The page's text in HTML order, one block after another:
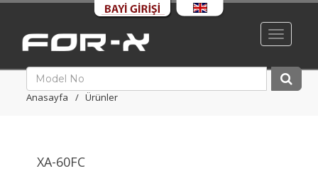
Toggle
Anasayfa Ürünler
XA-60FC